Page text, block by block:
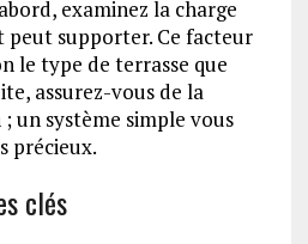
examinez la charge
peut supporter. Ce facteur
le type de terrasse que
assurez-vous de la
un système simple vous
précieux.
clés